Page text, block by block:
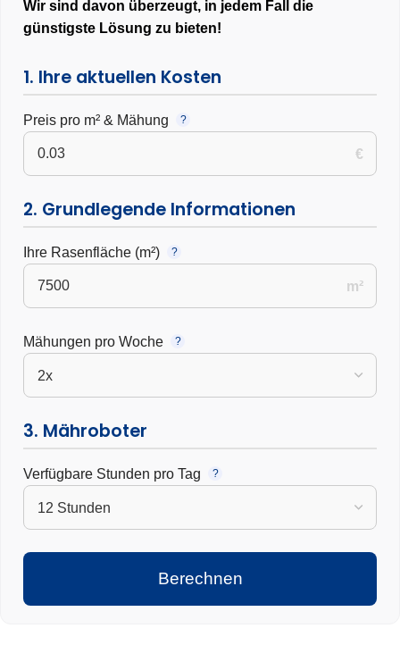
Wir sind davon überzeugt, in jedem Fall die
günstigste Lösung zu bieten!
1. Ihre aktuellen Kosten
Preis pro m² & Mähung ?
€
2. Grundlegende Informationen
Ihre Rasenfläche (m²) ?
m²
Mähungen pro Woche ?
3. Mähroboter
Verfügbare Stunden pro Tag ?
Berechnen